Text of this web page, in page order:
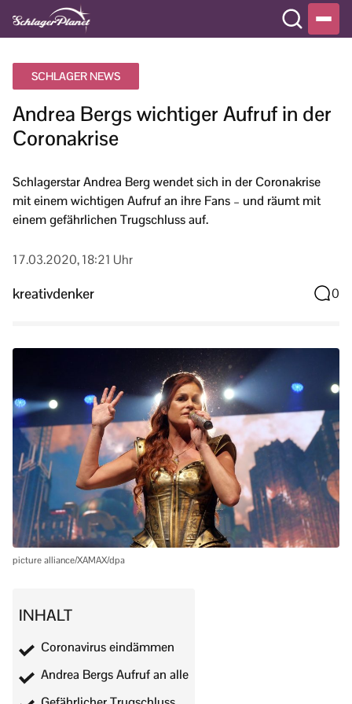
SCHLAGER NEWS
Andrea Bergs wichtiger Aufruf in der
Coronakrise
Schlagerstar Andrea Berg wendet sich in der Coronakrise
mit einem wichtigen Aufruf an ihre Fans – und räumt mit
einem gefährlichen Trugschluss auf.
17.03.2020, 18:21 Uhr
kreativdenker 0
picture alliance/XAMAX/dpa
INHALT
Coronavirus eindämmen
Andrea Bergs Aufruf an alle